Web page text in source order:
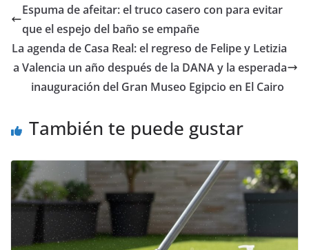
Espuma de afeitar: el truco casero con para evitar
que el espejo del baño se empañe
​La agenda de Casa Real: el regreso de Felipe y Letizia
a Valencia un año después de la DANA y la esperada
inauguración del Gran Museo Egipcio en El Cairo
También te puede gustar